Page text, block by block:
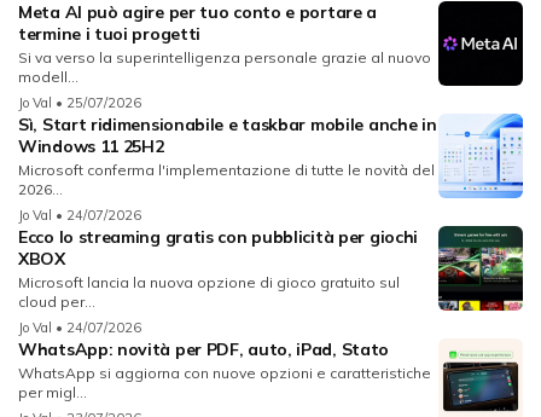
Meta AI può agire per tuo conto e portare a
termine i tuoi progetti
Si va verso la superintelligenza personale grazie al nuovo
modell...
Jo Val • 25/07/2026
Sì, Start ridimensionabile e taskbar mobile anche in
Windows 11 25H2
Microsoft conferma l'implementazione di tutte le novità del
2026...
Jo Val • 24/07/2026
Ecco lo streaming gratis con pubblicità per giochi
XBOX
Microsoft lancia la nuova opzione di gioco gratuito sul
cloud per...
Jo Val • 24/07/2026
WhatsApp: novità per PDF, auto, iPad, Stato
WhatsApp si aggiorna con nuove opzioni e caratteristiche
per migl...